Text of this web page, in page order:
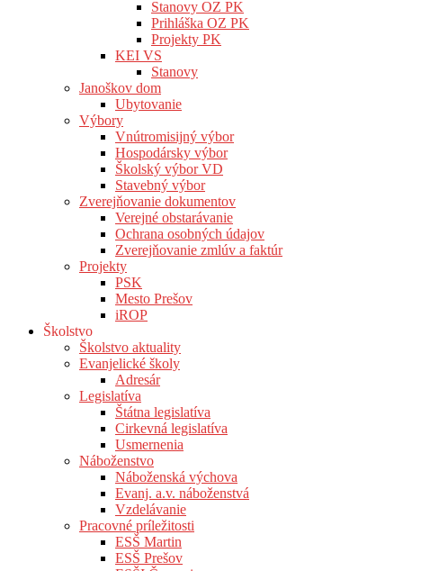
Stanovy OZ PK
Prihláška OZ PK
Projekty PK
KEI VS
Stanovy
Janoškov dom
Ubytovanie
Výbory
Vnútromisijný výbor
Hospodársky výbor
Školský výbor VD
Stavebný výbor
Zverejňovanie dokumentov
Verejné obstarávanie
Ochrana osobných údajov
Zverejňovanie zmlúv a faktúr
Projekty
PSK
Mesto Prešov
iROP
Školstvo
Školstvo aktuality
Evanjelické školy
Adresár
Legislatíva
Štátna legislatíva
Cirkevná legislatíva
Usmernenia
Náboženstvo
Náboženská výchova
Evanj. a.v. náboženstvá
Vzdelávanie
Pracovné príležitosti
ESŠ Martin
ESŠ Prešov